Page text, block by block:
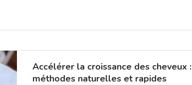
Accélérer la croissance des cheveux :
méthodes naturelles et rapides